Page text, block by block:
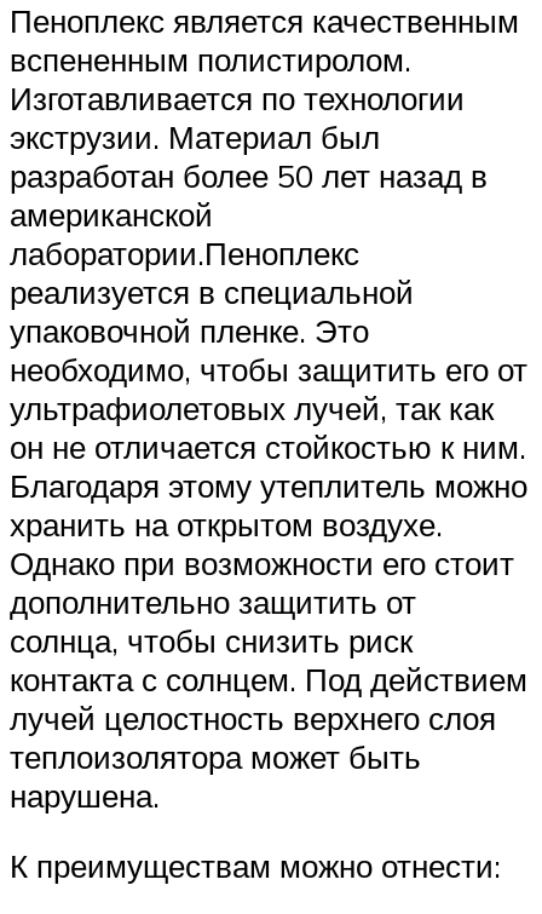
Пеноплекс является качественным
вспененным полистиролом.
Изготавливается по технологии
экструзии. Материал был
разработан более 50 лет назад в
американской
лаборатории.Пеноплекс
реализуется в специальной
упаковочной пленке. Это
необходимо, чтобы защитить его от
ультрафиолетовых лучей, так как
он не отличается стойкостью к ним.
Благодаря этому утеплитель можно
хранить на открытом воздухе.
Однако при возможности его стоит
дополнительно защитить от
солнца, чтобы снизить риск
контакта с солнцем. Под действием
лучей целостность верхнего слоя
теплоизолятора может быть
нарушена.
К преимуществам можно отнести: